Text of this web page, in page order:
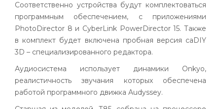
Соответственно устройства будут комплектоваться
программным обеспечением, с приложениями
PhotoDirector 8 и CyberLink PowerDirector 15. Также
в комплект будет включена пробная версия caDIY
3D – специализированного редактора.
Аудиосистема использует динамики Onkyo,
реалистичность звучания которых обеспечена
работой программного движка Audyssey.